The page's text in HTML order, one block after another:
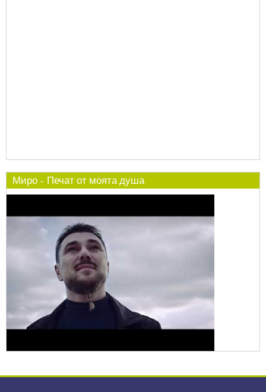
Миро - Печат от моята душа